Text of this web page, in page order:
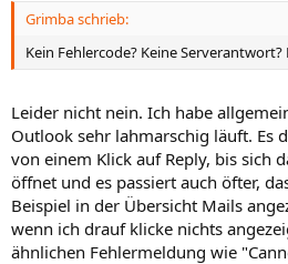
Grimba schrieb:
Kein Fehlercode? Keine Serverantwort?
Leider nicht nein. Ich habe
Outlook sehr lahmarschig läuft. Es
von einem Klick auf Reply, bis sich
öffnet und es passiert auch öfter,
Beispiel in der Übersicht Mails
wenn ich drauf klicke nichts
ähnlichen Fehlermeldung wie